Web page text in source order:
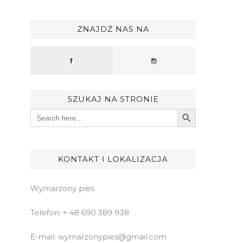
ZNAJDŹ NAS NA
SZUKAJ NA STRONIE
Search
for:
Search Button
KONTAKT I LOKALIZACJA
Wymarzony pies
Telefon: + 48 690 389 938
E-mail: wymarzonypies@gmail.com